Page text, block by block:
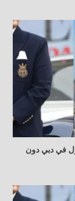
في دبي دون